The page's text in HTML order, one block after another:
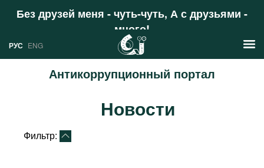
Без друзей меня - чуть-чуть, А с друзьями -
много!
Поддержать
РУС ENG
Антикоррупционный портал
Новости
Фильтр: